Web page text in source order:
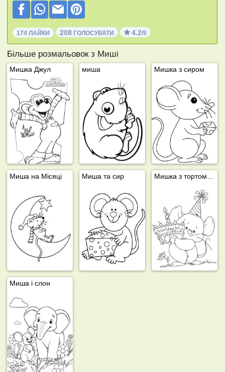
174 ЛАЙКИ 208 ГОЛОСУВАТИ 4.2/5
Більше розмальовок з Миші
Мишка Джул миша Мишка з сиром
Миша на Місяці Миша та сир
Миша і слон